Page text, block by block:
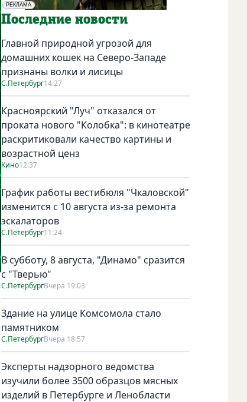
РЕКЛАМА
Социальная реклама
Последние новости
Главной природной угрозой для
домашних кошек на Северо-Западе
признаны волки и лисицы
С.Петербург14:27
Красноярский "Луч" отказался от
проката нового "Колобка": в кинотеатре
раскритиковали качество картины и
возрастной ценз
Кино12:37
График работы вестибюля "Чкаловской"
изменится с 10 августа из-за ремонта
эскалаторов
С.Петербург11:24
В субботу, 8 августа, "Динамо" сразится
с "Тверью"
С.ПетербургВчера 19:03
Здание на улице Комсомола стало
памятником
С.ПетербургВчера 18:57
Эксперты надзорного ведомства
изучили более 3500 образцов мясных
изделий в Петербурге и Ленобласти